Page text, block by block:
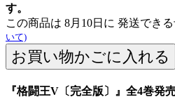
す。
この商品は 8月10日に 発送でき
いて)
『格闘王V〔完全版〕』全4巻発